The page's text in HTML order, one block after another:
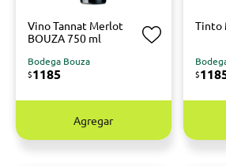
Vino Tannat Merlot
BOUZA 750 ml
Bodega Bouza
$1185
Agregar
Tinto
$